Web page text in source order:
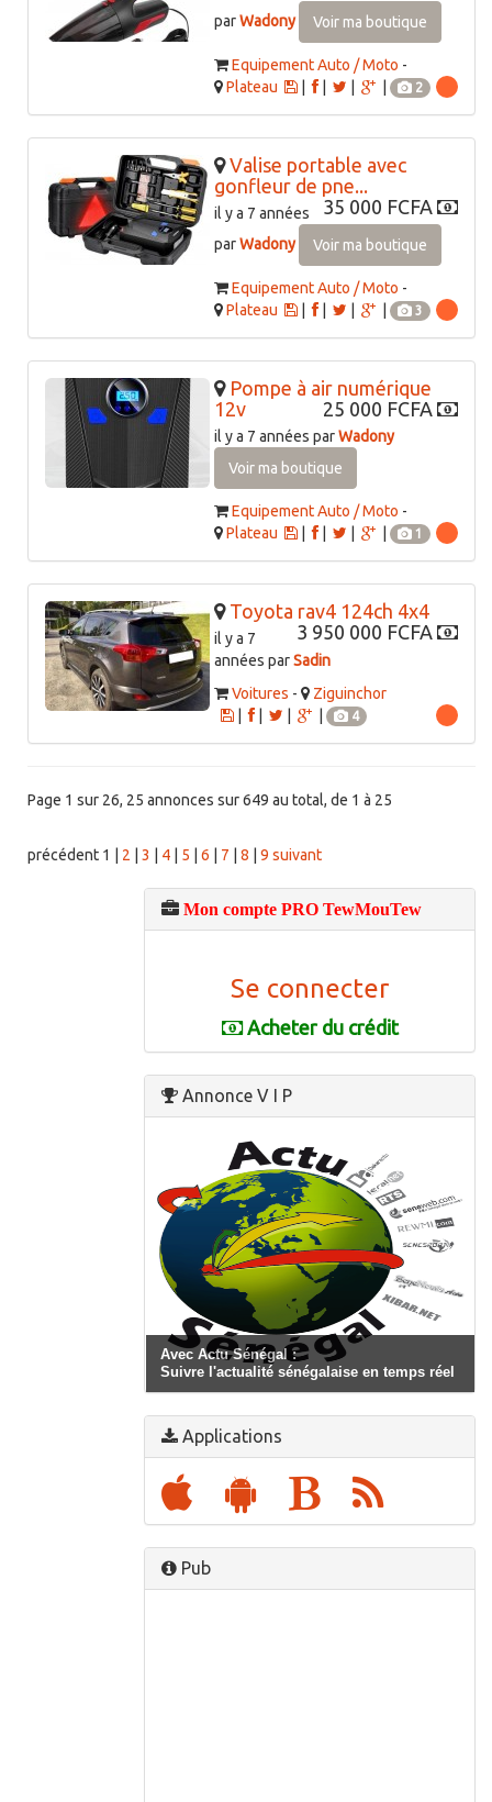
parWadony Voir ma boutique
Equipement Auto / Moto -
Plateau
| 2
Valise portable avec
gonfleur de pne...
35 000 FCFA
il y a 7 années
parWadony Voir ma boutique
Equipement Auto / Moto -
Plateau
| 3
Pompe à air numérique
12v
25 000 FCFA
il y a 7 années parWadony
Voir ma boutique
Equipement Auto / Moto -
Plateau
| 1
Toyota rav4 124ch 4x4
3 950 000 FCFA
il y a 7
années parSadin
Voitures -
Ziguinchor
|
4
Page 1 sur 26, 25 annonces sur 649 au total, de 1 à 25
précédent 1 2 3 4 5 6 7 8 9 suivant
Mon compte PRO TewMouTew
Se connecter
Acheter du crédit
Annonce V I P
Avec Actu Sénégal :
Suivre l'actualité sénégalaise en temps réel
Applications
Pub